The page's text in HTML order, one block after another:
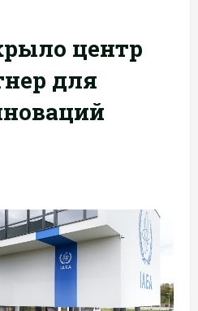
центр
для